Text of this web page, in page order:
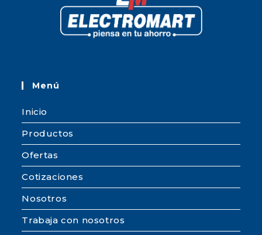
Menú
Inicio
Productos
Ofertas
Cotizaciones
Nosotros
Trabaja con nosotros